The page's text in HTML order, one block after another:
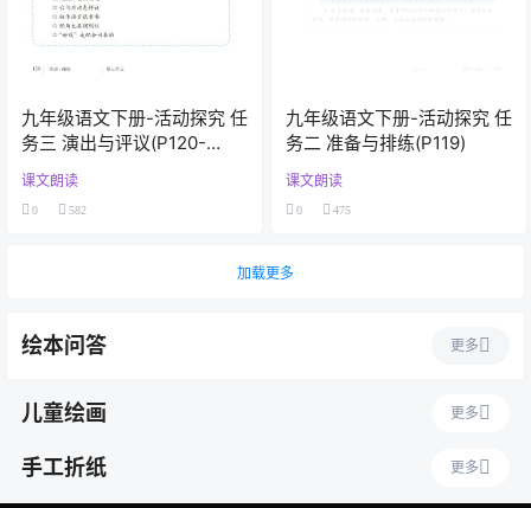
九年级语文下册-活动探究 任
务三 演出与评议(P120-
课文朗读
0 582
九年级语文下册-活动探究 任
务二 准备与排练(P119)
课文朗读
0 475
加载更多
绘本问答 更多
儿童绘画 更多
手工折纸 更多